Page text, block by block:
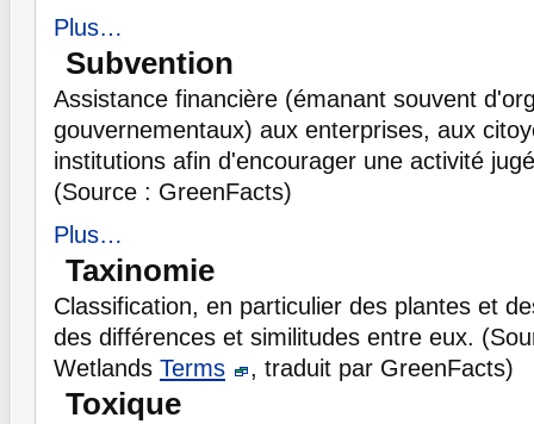
Plus…
Subvention
Assistance financière (émanant souvent
gouvernementaux) aux enterprises, aux
institutions afin d'encourager une activité
(Source : GreenFacts)
Plus…
Taxinomie
Classification, en particulier des plantes et
des différences et similitudes entre eux.
Wetlands Terms , traduit par GreenFacts)
Toxique